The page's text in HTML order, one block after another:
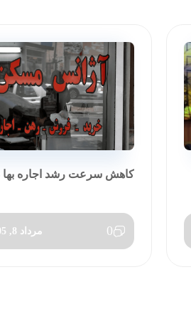
کاهش سرعت رشد اجاره بها در
0 مرداد 8, 1405